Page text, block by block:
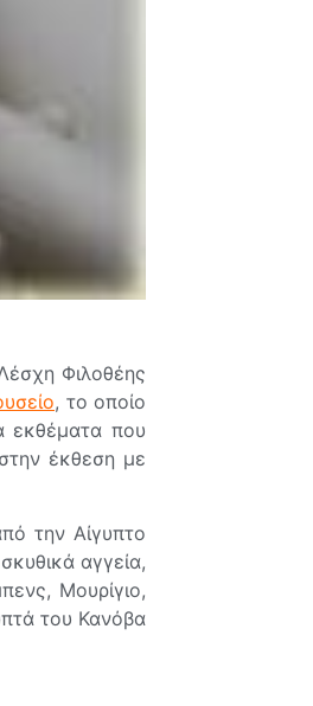
Φιλοθέης
, το οποίο
εκθέματα που
έκθεση με
την Αίγυπτο
αγγεία,
Μουρίγιο,
του Κανόβα